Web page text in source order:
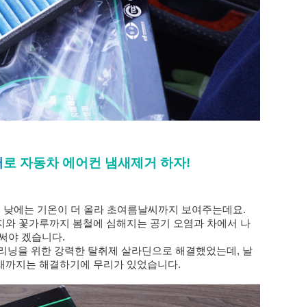
로 자동차 에어컨 냄새제거 하자!
에는 기온이 더 올라 초여름날씨까지 보여주는데요.
꽃가루까지 봄철에 심해지는 공기 오염과 차에서 나
야 겠습니다.
닝을 위한 강력한 탈취제 살라딘으로 해결했었는데, 날
지는 해결하기에 무리가 있었습니다.